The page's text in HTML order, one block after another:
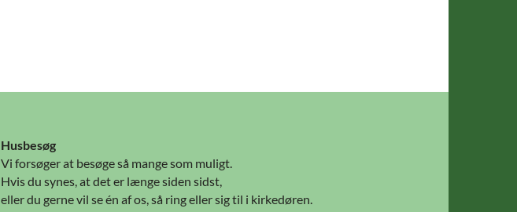
Husbesøg
Vi forsøger at besøge så mange som muligt.
Hvis du synes, at det er længe siden sidst,
eller du gerne vil se én af os, så ring eller sig til i kirkedøren.